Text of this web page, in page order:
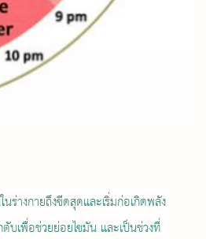
างกายถึงขีดสุดและเริ่มก่อเกิดพลัง
บเพื่อช่วยย่อยไขมัน และเป็นช่วงที่